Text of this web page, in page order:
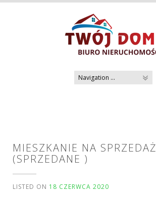
MIESZKANIE NA SPRZEDAŻ
(SPRZEDANE )
LISTED ON 18 CZERWCA 2020